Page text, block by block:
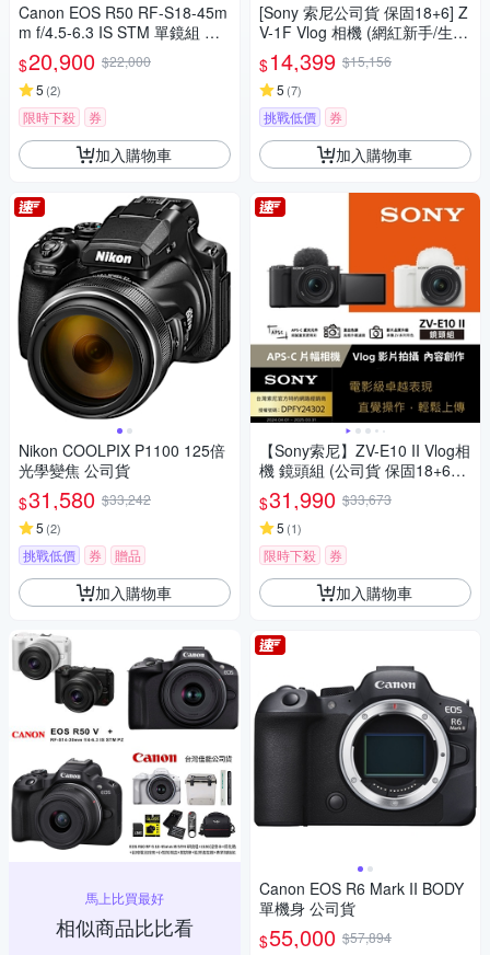
Canon EOS R50 RF-S18-45m
m f/4.5-6.3 IS STM 單鏡組 公
司貨
$20,900 $22,000
5 (2)
限時下殺 券
加入購物車
Nikon COOLPIX P1100 125倍
光學變焦 公司貨
$31,580 $33,242
5 (2)
挑戰低價 券 贈品
加入購物車
馬上比買最好
相似商品比比看
[Sony 索尼公司貨 保固18+6] Z
V-1F Vlog 相機 (網紅新手/生活
隨拍)
$14,399 $15,156
5 (7)
挑戰低價 券
加入購物車
【Sony索尼】ZV-E10 II Vlog相
機 鏡頭組 (公司貨 保固18+6個
月)
$31,990 $33,673
5 (1)
限時下殺 券
加入購物車
Canon EOS R6 Mark II BODY
單機身 公司貨
$55,000 $57,894